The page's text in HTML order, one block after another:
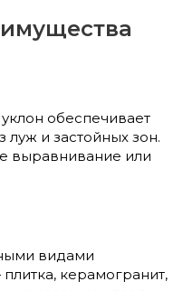
обеспечивает
и застойных зон.
выравнивание или
видами
керамогранит,